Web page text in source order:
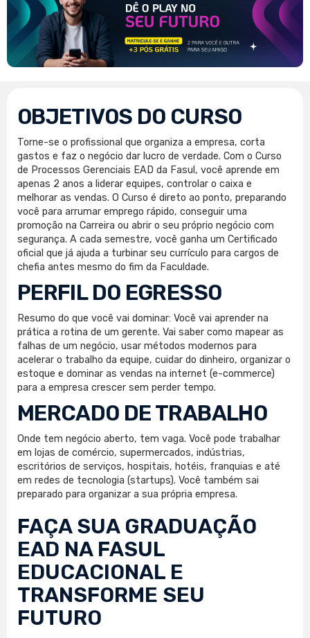
OBJETIVOS DO CURSO
Torne-se o profissional que organiza a empresa, corta
gastos e faz o negócio dar lucro de verdade. Com o Curso
de Processos Gerenciais EAD da Fasul, você aprende em
apenas 2 anos a liderar equipes, controlar o caixa e
melhorar as vendas. O Curso é direto ao ponto, preparando
você para arrumar emprego rápido, conseguir uma
promoção na Carreira ou abrir o seu próprio negócio com
segurança. A cada semestre, você ganha um Certificado
oficial que já ajuda a turbinar seu currículo para cargos de
chefia antes mesmo do fim da Faculdade.
PERFIL DO EGRESSO
Resumo do que você vai dominar: Você vai aprender na
prática a rotina de um gerente. Vai saber como mapear as
falhas de um negócio, usar métodos modernos para
acelerar o trabalho da equipe, cuidar do dinheiro, organizar o
estoque e dominar as vendas na internet (e-commerce)
para a empresa crescer sem perder tempo.
MERCADO DE TRABALHO
Onde tem negócio aberto, tem vaga. Você pode trabalhar
em lojas de comércio, supermercados, indústrias,
escritórios de serviços, hospitais, hotéis, franquias e até
em redes de tecnologia (startups). Você também sai
preparado para organizar a sua própria empresa.
FAÇA SUA GRADUAÇÃO
EAD NA FASUL
EDUCACIONAL E
TRANSFORME SEU
FUTURO